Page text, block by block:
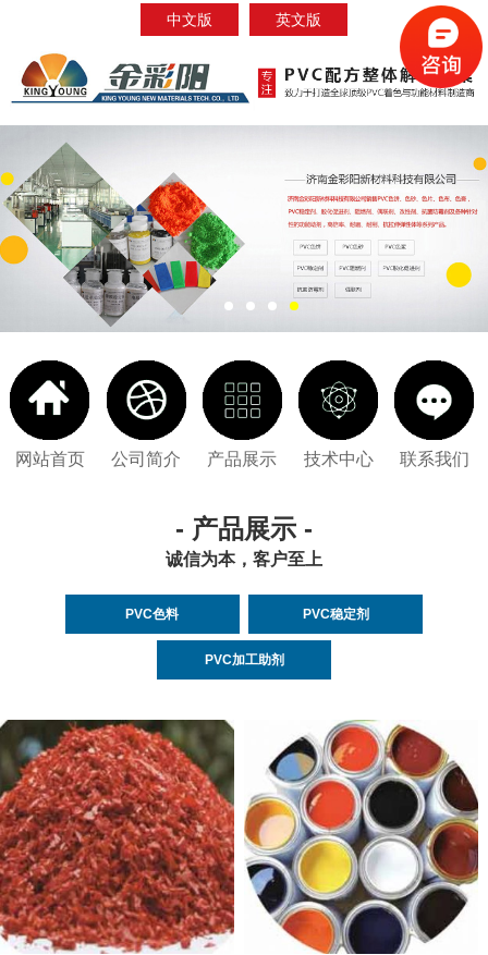
中文版 英文版
网站首页 公司简介 产品展示 技术中心 联系我们
- 产品展示 -
诚信为本，客户至上
PVC色料 PVC稳定剂
PVC加工助剂